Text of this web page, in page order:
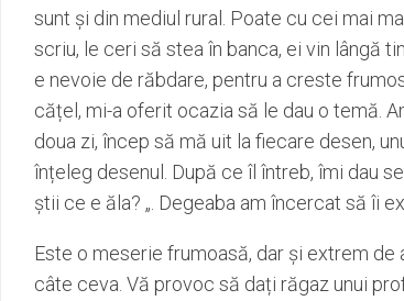
sunt și din mediul rural. Poate cu cei mai
scriu, le ceri să stea în banca, ei vin lângă
e nevoie de răbdare, pentru a creste
cățel, mi-a oferit ocazia să le dau o temă.
doua zi, încep să mă uit la fiecare desen,
înțeleg desenul. După ce îl întreb, îmi dau
știi ce e ăla? „. Degeaba am încercat să îi
Este o meserie frumoasă, dar și extrem
câte ceva. Vă provoc să dați răgaz unui